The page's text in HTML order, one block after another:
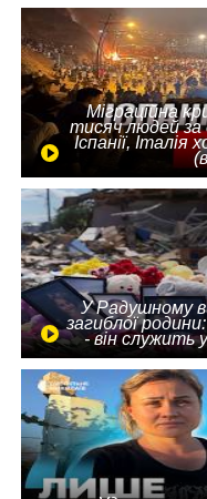
Міграційна
тисяч людей за
Іспанії, Італія
У Радушному
загиблої
- він служить